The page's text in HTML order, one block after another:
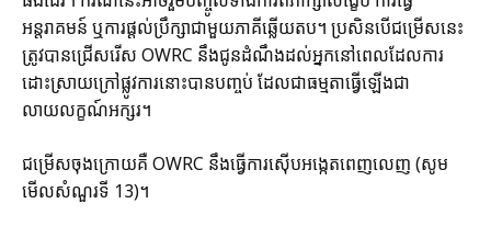
អន្តរាគមន៍ ឬការផ្ដល់ប្រឹក្សាជាមួយភាគីឆ្លើយតប។ ប្រសិនបើជម្រើសនេះ
ត្រូវបានជ្រើសរើស OWRC នឹងជូនដំណឹងដល់អ្នកនៅពេលដែលការ
ដោះស្រាយក្រៅផ្លូវការនោះបានបញ្ចប់ ដែលជាធម្មតាធ្វើឡើងជា
លាយលក្ខណ៍អក្សរ។
ជម្រើសចុងក្រោយគឺ OWRC នឹងធ្វើការស៊ើបអង្កេតពេញលេញ (សូម
មើលសំណួរទី 13)។